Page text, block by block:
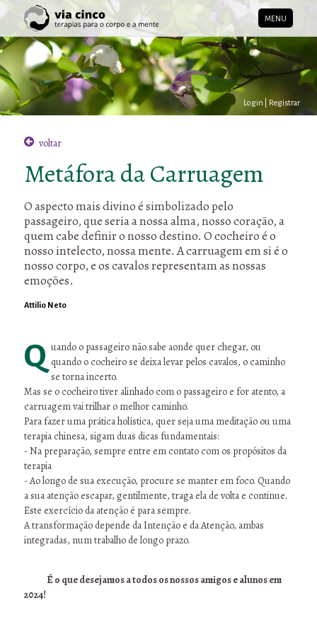
MENU
Login Registrar
voltar
Metáfora da Carruagem
O aspecto mais divino é simbolizado pelo
passageiro, que seria a nossa alma, nosso coração, a
quem cabe definir o nosso destino. O cocheiro é o
nosso intelecto, nossa mente. A carruagem em si é o
nosso corpo, e os cavalos representam as nossas
emoções.
Attilio Neto
Quando o passageiro não sabe aonde quer chegar, ou quando o cocheiro se deixa levar pelos cavalos, o caminho
se torna incerto.
Mas se o cocheiro tiver alinhado com o passageiro e for atento, a
carruagem vai trilhar o melhor caminho.
Para fazer uma prática holística, quer seja uma meditação ou uma
terapia chinesa, sigam duas dicas fundamentais:
- Na preparação, sempre entre em contato com os propósitos da
terapia
- Ao longo de sua execução, procure se manter em foco. Quando
a sua atenção escapar, gentilmente, traga ela de volta e continue.
Este exercício da atenção é para sempre.
A transformação depende da Intenção e da Atenção, ambas
integradas, num trabalho de longo prazo.
É o que desejamos a todos os nossos amigos e alunos em
2024!